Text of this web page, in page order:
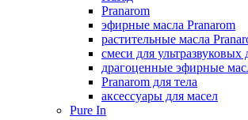
Pranarom
эфирные масла Pranarom
растительные масла
смеси для
драгоценные эфирные
Pranarom для тела
аксессуары для масел
Pure In